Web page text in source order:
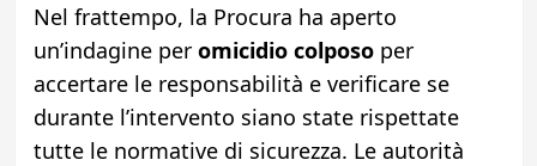
Nel frattempo, la Procura ha aperto
un’indagine per omicidio colposo per
accertare le responsabilità e verificare se
durante l’intervento siano state rispettate
tutte le normative di sicurezza. Le autorità